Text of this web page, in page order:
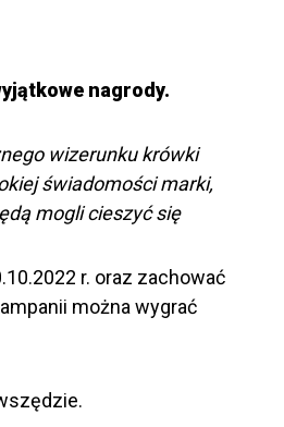
nagrody.
wizerunku krówki
świadomości marki,
mogli cieszyć się
r. oraz zachować
można wygrać